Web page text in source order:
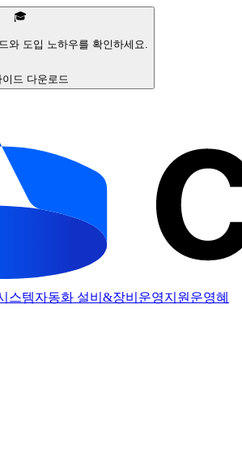
🎓
와 도입 노하우를 확인하세요.
이드 다운로드
스템자동화 설비&장비 운영지원 운영혜